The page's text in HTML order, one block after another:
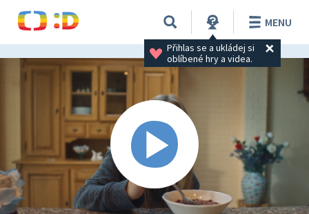
Přihlas se a ukládej si
oblíbené hry a videa.
MENU